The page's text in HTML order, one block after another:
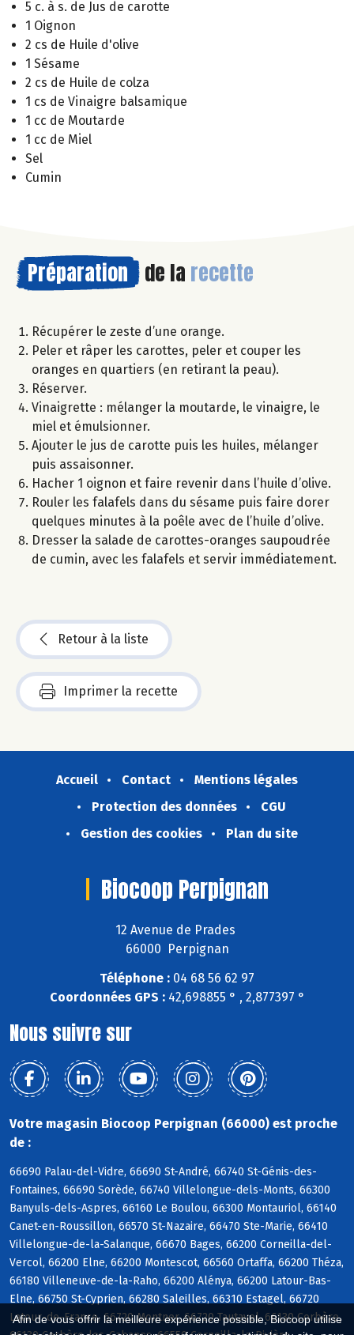
Afin de vous offrir la meilleure expérience possible, Biocoop utilise
5 c. à s. de Jus de carotte
1 Oignon
2 cs de Huile d'olive
1 Sésame
2 cs de Huile de colza
1 cs de Vinaigre balsamique
1 cc de Moutarde
1 cc de Miel
Sel
Cumin
Préparation de la recette
Récupérer le zeste d’une orange.
Peler et râper les carottes, peler et couper les
oranges en quartiers (en retirant la peau).
Réserver.
Vinaigrette : mélanger la moutarde, le vinaigre, le
miel et émulsionner.
Ajouter le jus de carotte puis les huiles, mélanger
puis assaisonner.
Hacher 1 oignon et faire revenir dans l’huile d’olive.
Rouler les falafels dans du sésame puis faire dorer
quelques minutes à la poêle avec de l’huile d’olive.
Dresser la salade de carottes-oranges saupoudrée
de cumin, avec les falafels et servir immédiatement.
Retour à la liste
Imprimer la recette
Accueil Contact
Mentions légales
Protection des données
CGU
Gestion des cookies
Plan du site
Biocoop Perpignan
12 Avenue de Prades
66000 Perpignan
Téléphone : 04 68 56 62 97
Coordonnées GPS :42,698855 ° , 2,877397 °
Nous suivre sur
Votre magasin Biocoop Perpignan (66000) est proche
de :
66690 Palau-del-Vidre, 66690 St-André, 66740 St-Génis-des-
Fontaines, 66690 Sorède, 66740 Villelongue-dels-Monts, 66300
Banyuls-dels-Aspres, 66160 Le Boulou, 66300 Montauriol, 66140
Canet-en-Roussillon, 66570 St-Nazaire, 66470 Ste-Marie, 66410
Villelongue-de-la-Salanque, 66670 Bages, 66200 Corneilla-del-
Vercol, 66200 Elne, 66200 Montescot, 66560 Ortaffa, 66200 Théza,
66180 Villeneuve-de-la-Raho, 66200 Alénya, 66200 Latour-Bas-
Elne, 66750 St-Cyprien, 66280 Saleilles, 66310 Estagel, 66720
Latour-de-France, 66720 Montner, 66720 Tautavel, 66130 Corbère,